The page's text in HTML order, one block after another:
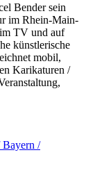
Bender sein
im Rhein-Main-
TV und auf
künstlerische
mobil,
Karikaturen /
/